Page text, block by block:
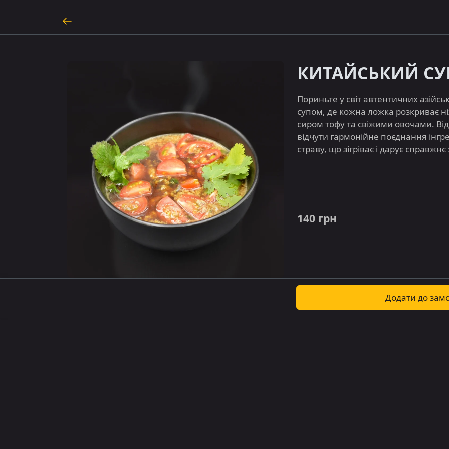
КИТАЙСЬКИЙ
Пориньте у світ автентичних
супом, де кожна ложка розкриває
сиром тофу та свіжими овочами.
відчути гармонійне поєднання
страву, що зігріває і дарує
140 грн
Додати до